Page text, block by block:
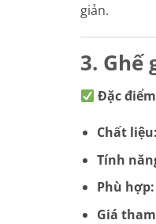
giản.
3. Ghế
Đặc
Chất liệu:
Tính
Phù hợp:
Giá